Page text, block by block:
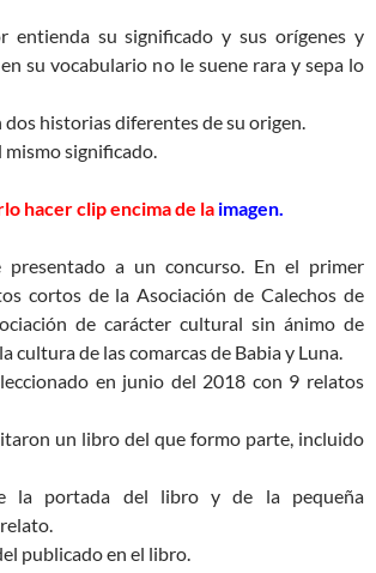
entienda su significado y sus orígenes y
su vocabulario no le suene rara y sepa lo
historias diferentes de su origen.
mismo significado.
hacer clip encima de la imagen.
a un concurso. En el primer
cortos de la Asociación de Calechos de
de carácter cultural sin ánimo de
cultura de las comarcas de Babia y Luna.
en junio del 2018 con 9 relatos
un libro del que formo parte, incluido
la portada del libro y de la pequeña
publicado en el libro.